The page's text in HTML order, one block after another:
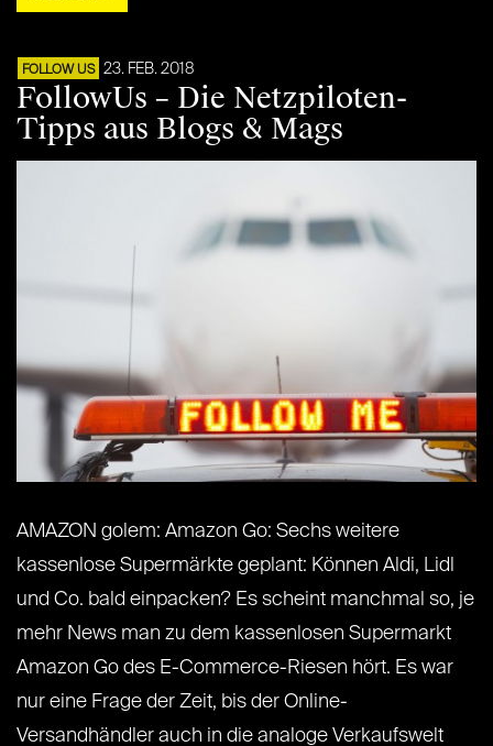
FOLLOW US 23. FEB. 2018
FollowUs – Die Netzpiloten-
Tipps aus Blogs & Mags
AMAZON golem: Amazon Go: Sechs weitere
kassenlose Supermärkte geplant: Können Aldi, Lidl
und Co. bald einpacken? Es scheint manchmal so, je
mehr News man zu dem kassenlosen Supermarkt
Amazon Go des E-Commerce-Riesen hört. Es war
nur eine Frage der Zeit, bis der Online-
Versandhändler auch in die analoge Verkaufswelt